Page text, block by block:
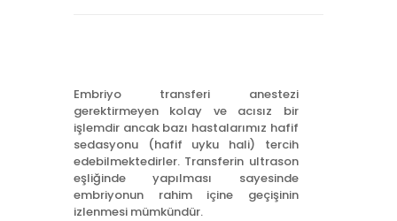
Embriyo transferi anestezi
gerektirmeyen kolay ve acısız bir
işlemdir ancak bazı hastalarımız hafif
sedasyonu (hafif uyku hali) tercih
edebilmektedirler. Transferin ultrason
eşliğinde yapılması sayesinde
embriyonun rahim içine geçişinin
izlenmesi mümkündür.